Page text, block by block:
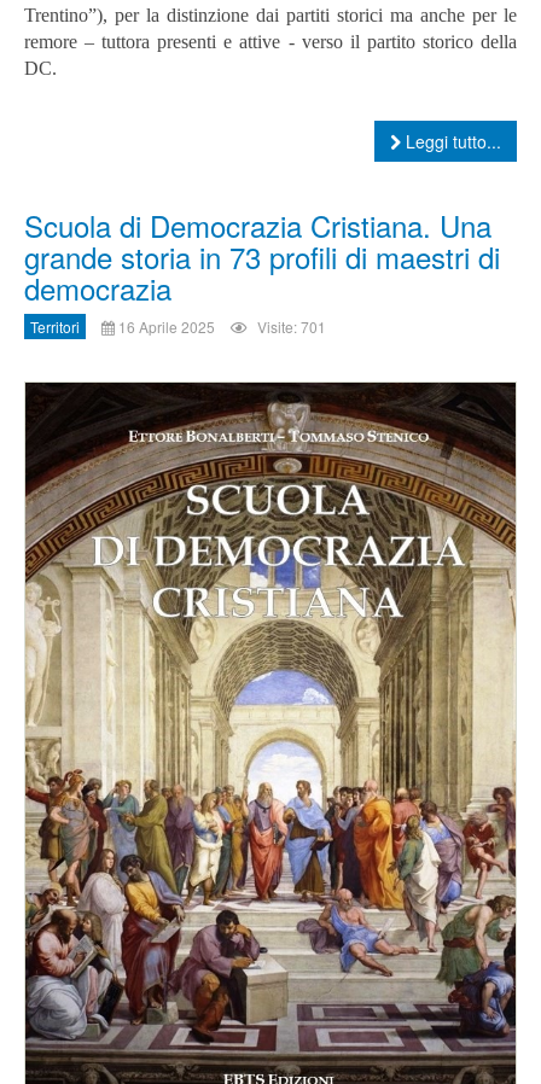
Trentino”), per la distinzione dai partiti storici ma anche per le
remore – tuttora presenti e attive - verso il partito storico della
DC.
Leggi tutto...
Scuola di Democrazia Cristiana. Una
grande storia in 73 profili di maestri di
democrazia
Territori 16 Aprile 2025 Visite: 701